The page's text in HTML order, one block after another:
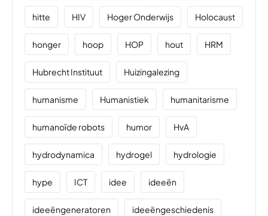
hitte HIV Hoger Onderwijs Holocaust
honger hoop HOP hout HRM
Hubrecht Instituut Huizingalezing
humanisme Humanistiek humanitarisme
humanoïde robots humor HvA
hydrodynamica hydrogel hydrologie
hype ICT idee ideeën
ideeëngeneratoren ideeëngeschiedenis